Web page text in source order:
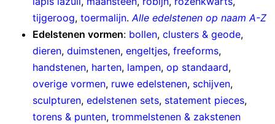
tijgeroog, toermalijn.Alle edelstenen op naam A-Z
Edelstenen vormen: bollen, clusters & geode,
dieren, duimstenen, engeltjes, freeforms,
handstenen, harten, lampen, op standaard,
overige vormen, ruwe edelstenen, schijven,
sculpturen, edelstenen sets, statement pieces,
torens & punten, trommelstenen & zakstenen